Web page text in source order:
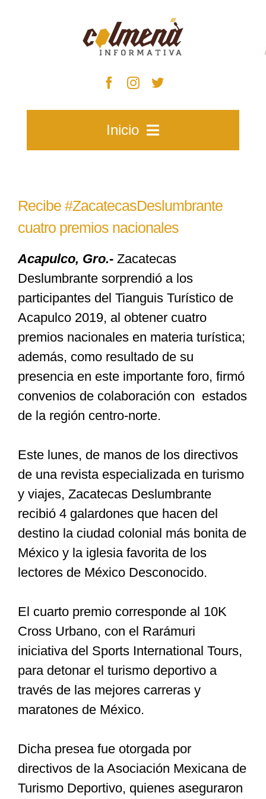
Inicio
Zacatecas
Municipios
Especiales
Nacional
Opinión
Cultura
Nosotros
Recibe #ZacatecasDeslumbrante
cuatro premios nacionales
Acapulco, Gro.- Zacatecas
Deslumbrante sorprendió a los
participantes del Tianguis Turístico de
Acapulco 2019, al obtener cuatro
premios nacionales en materia turística;
además, como resultado de su
presencia en este importante foro, firmó
convenios de colaboración con estados
de la región centro-norte.
Este lunes, de manos de los directivos
de una revista especializada en turismo
y viajes, Zacatecas Deslumbrante
recibió 4 galardones que hacen del
destino la ciudad colonial más bonita de
México y la iglesia favorita de los
lectores de México Desconocido.
El cuarto premio corresponde al 10K
Cross Urbano, con el Rarámuri
iniciativa del Sports International Tours,
para detonar el turismo deportivo a
través de las mejores carreras y
maratones de México.
Dicha presea fue otorgada por
directivos de la Asociación Mexicana de
Turismo Deportivo, quienes aseguraron